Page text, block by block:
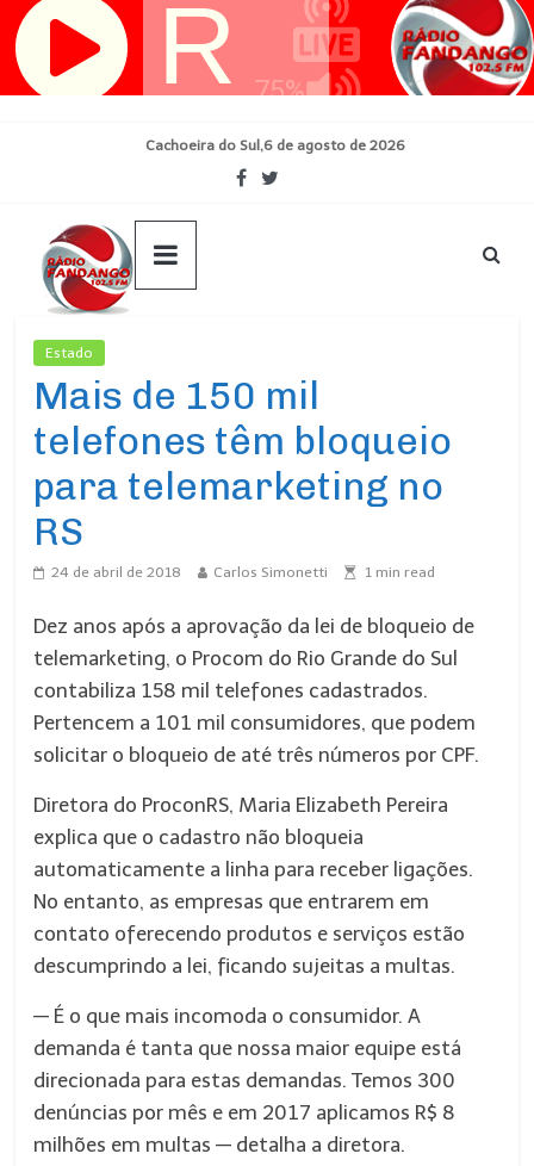
Pular
para
Cachoeira do Sul,6 de agosto de 2026
Estado
Mais de 150 mil
telefones têm bloqueio
para telemarketing no
RS
24 de abril de 2018 Carlos Simonetti 1 min read
Dez anos após a aprovação da lei de bloqueio de
telemarketing, o Procom do Rio Grande do Sul
contabiliza 158 mil telefones cadastrados.
Pertencem a 101 mil consumidores, que podem
solicitar o bloqueio de até três números por CPF.
Diretora do ProconRS, Maria Elizabeth Pereira
explica que o cadastro não bloqueia
automaticamente a linha para receber ligações.
No entanto, as empresas que entrarem em
contato oferecendo produtos e serviços estão
descumprindo a lei, ficando sujeitas a multas.
— É o que mais incomoda o consumidor. A
demanda é tanta que nossa maior equipe está
direcionada para estas demandas. Temos 300
denúncias por mês e em 2017 aplicamos R$ 8
milhões em multas — detalha a diretora.